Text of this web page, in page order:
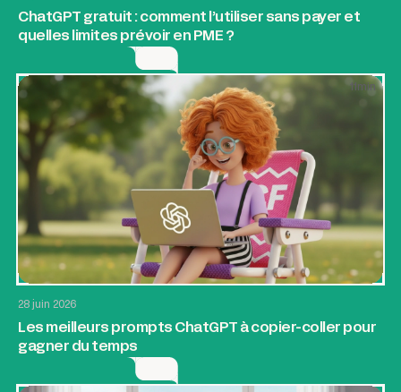
ChatGPT gratuit : comment l’utiliser sans payer et
quelles limites prévoir en PME ?
28 juin 2026
Les meilleurs prompts ChatGPT à copier-coller pour
gagner du temps
11 min